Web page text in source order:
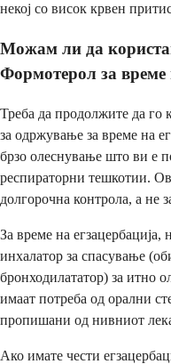
некој со висок крвен
Можам ли да
Формотерол за
Треба да продолжите да го
за одржување за време на
брзо олеснување што ви е
респираторни тешкотии.
долгорочна контрола, а не
За време на егзацербација,
инхалатор за спасување
бронходилататор) за итно
имаат потреба од орални
пропишани од нивниот
Ако имате чести